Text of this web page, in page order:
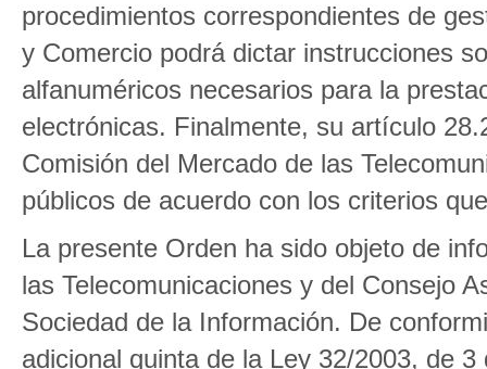
procedimientos correspondientes de
y Comercio podrá dictar instrucciones
alfanuméricos necesarios para la
electrónicas. Finalmente, su artículo
Comisión del Mercado de las
públicos de acuerdo con los criterios
La presente Orden ha sido objeto de
las Telecomunicaciones y del Consejo
Sociedad de la Información. De
adicional quinta de la Ley 32/2003, de